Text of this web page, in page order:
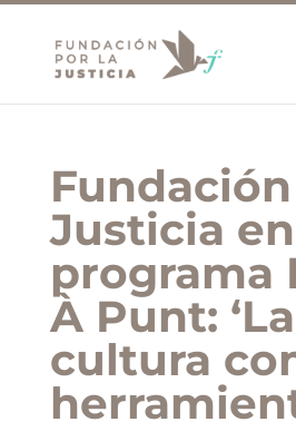
Justicia en
programa
À Punt: ‘La
cultura